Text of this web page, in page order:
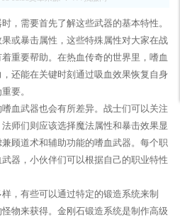
，需要首先了解这些武器的基本特性。
或暴击属性，这些特殊属性对大家在战
重要帮助。在热血传奇的世界里，嗜血
还能在关键时刻通过吸血效果恢复自身
要。
血武器也会有所差异。战士们可以关注
师们则应该选择魔法属性和暴击效果显
顾道术和辅助功能的嗜血武器。每个职
器，小伙伴们可以根据自己的职业特性
，有些可以通过特定的锻造系统来制
物来获得。金刚石锻造系统是制作高级